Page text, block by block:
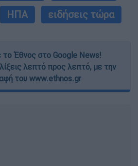
ΗΠΑ ειδήσεις τώρα
το Έθνος στο Google News!
λεπτό προς λεπτό, με την
του www.ethnos.gr